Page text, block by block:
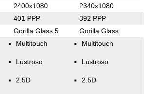
2400x1080 2340x1080
401 PPP 392 PPP
Gorilla Glass 5 Gorilla Glass
Multitouch
Lustroso
2.5D
Multitouch
Lustroso
2.5D